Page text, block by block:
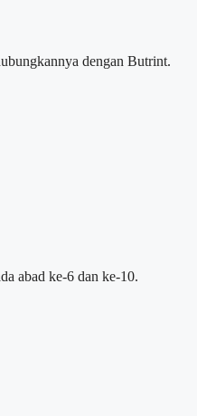
dengan Butrint.
abad ke-6 dan ke-10.